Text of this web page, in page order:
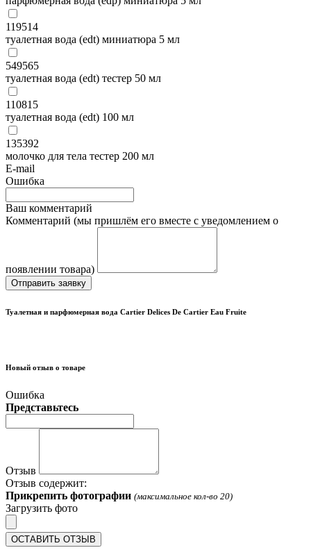
119514
туалетная вода (edt) миниатюра 5 мл
549565
туалетная вода (edt) тестер 50 мл
110815
туалетная вода (edt) 100 мл
135392
молочко для тела тестер 200 мл
E-mail
Ошибка
Ваш комментарий
Комментарий (мы пришлём его вместе с уведомлением о
появлении товара)
Отправить заявку
Туалетная и парфюмерная вода Cartier Delices De Cartier Eau Fruite
Новый отзыв о товаре
Ошибка
Представьтесь
Отзыв
Отзыв содержит:
Прикрепить фотографии (максимальное кол-во 20)
Загрузить фото
ОСТАВИТЬ ОТЗЫВ